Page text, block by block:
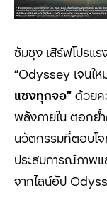
ซัมซุง เสิร์ฟโปรแ
“Odyssey เจนใ
แซงทุกจอ” ด้วยค
พลังภายใน ตอกย้
นวัตกรรมที่ตอบโ
ประสบการณ์ภาพแ
จากไลน์อัป